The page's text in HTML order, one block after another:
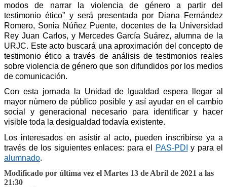
modos de narrar la violencia de género a partir del
testimonio ético” y será presentada por Diana Fernández
Romero, Sonia Núñez Puente, docentes de la Universidad
Rey Juan Carlos, y Mercedes García Suárez, alumna de la
URJC. Este acto buscará una aproximación del concepto de
testimonio ético a través de análisis de testimonios reales
sobre violencia de género que son difundidos por los medios
de comunicación.
Con esta jornada la Unidad de Igualdad espera llegar al
mayor número de público posible y así ayudar en el cambio
social y generacional necesario para identificar y hacer
visible toda la desigualdad todavía existente.
Los interesados en asistir al acto, pueden inscribirse ya a
través de los siguientes enlaces: para el
PAS-PDI
alumnado.
Modificado por última vez el Martes 13 de Abril de 2021 a las
21:30